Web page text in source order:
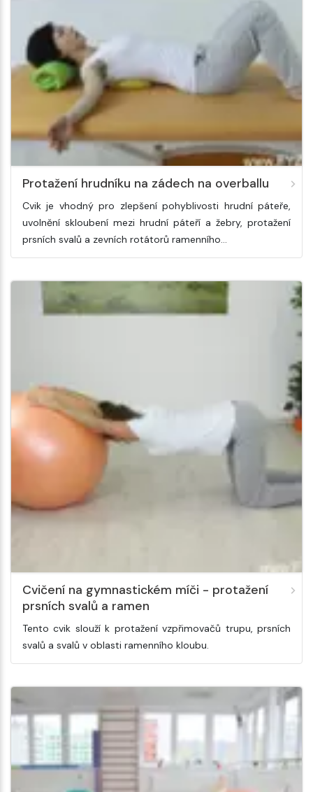
Protažení hrudníku na zádech na overballu
Cvik je vhodný pro zlepšení pohyblivosti hrudní páteře,
uvolnění skloubení mezi hrudní páteří a žebry, protažení
prsních svalů a zevních rotátorů ramenního…
Cvičení na gymnastickém míči - protažení
prsních svalů a ramen
Tento cvik slouží k protažení vzpřimovačů trupu, prsních
svalů a svalů v oblasti ramenního kloubu.